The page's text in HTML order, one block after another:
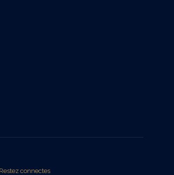
Restez connectes